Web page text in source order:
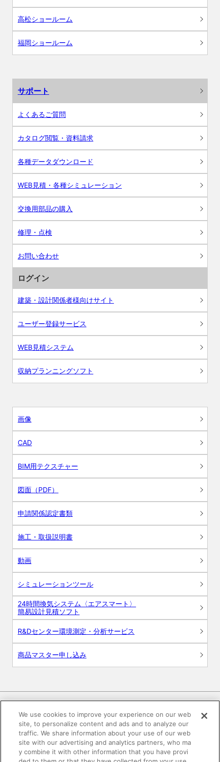
高松ショールーム
福岡ショールーム
サポート
よくあるご質問
カタログ閲覧・資料請求
各種データダウンロード
WEB見積・各種シミュレーション
交換用部品の購入
修理・点検
お問い合わせ
ログイン
建築・設計関係者様向けサイト
ユーザー登録サービス
WEB見積システム
収納プランニングソフト
画像
CAD
BIM用テクスチャー
図面（PDF）
申請関係認定書類
施工・取扱説明書
動画
シミュレーションツール
24時間換気システム〈エアスマート〉
簡易設計見積ソフト
R&Dセンター環境測定・分析サービス
商品マスター申し込み
電子公告 このWEBサイトについて
プライバシーポリシー
We use cookies to improve your experience on our web
site, to personalize content and ads and to analyze our
traffic. We share information about your use of our web
site with our advertising and analytics partners, who ma
y combine it with other information that you have provi